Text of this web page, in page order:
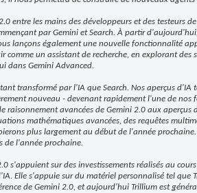
entre les mains des développeurs et des
par Gemini et Search. À partir
lançons également une nouvelle fonctionnalité
comme un assistant de recherche, en explorant
dans Gemini Advanced.
transformé par l'IA que Search. Nos aperçus
nouveau - devenant rapidement l'une de nos
raisonnement avancées de Gemini 2.0 aux
mathématiques avancées, des requêtes
plus largement au début de l'année
de l'année prochaine.
s'appuient sur des investissements réalisés au
Elle s'appuie sur du matériel personnalisé tel que
de Gemini 2.0, et aujourd'hui Trillium est